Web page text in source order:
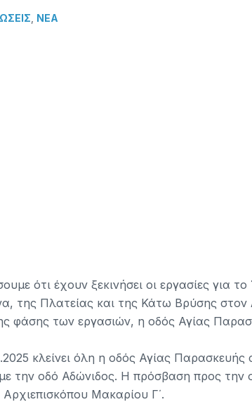
ΝΕΑ
ότι έχουν ξεκινήσει οι εργασίες για
της Πλατείας και της Κάτω Βρύσης στον
φάσης των εργασιών, η οδός Αγίας
κλείνει όλη η οδός Αγίας
την οδό Αδώνιδος. Η πρόσβαση προς την
Μακαρίου Γ΄.